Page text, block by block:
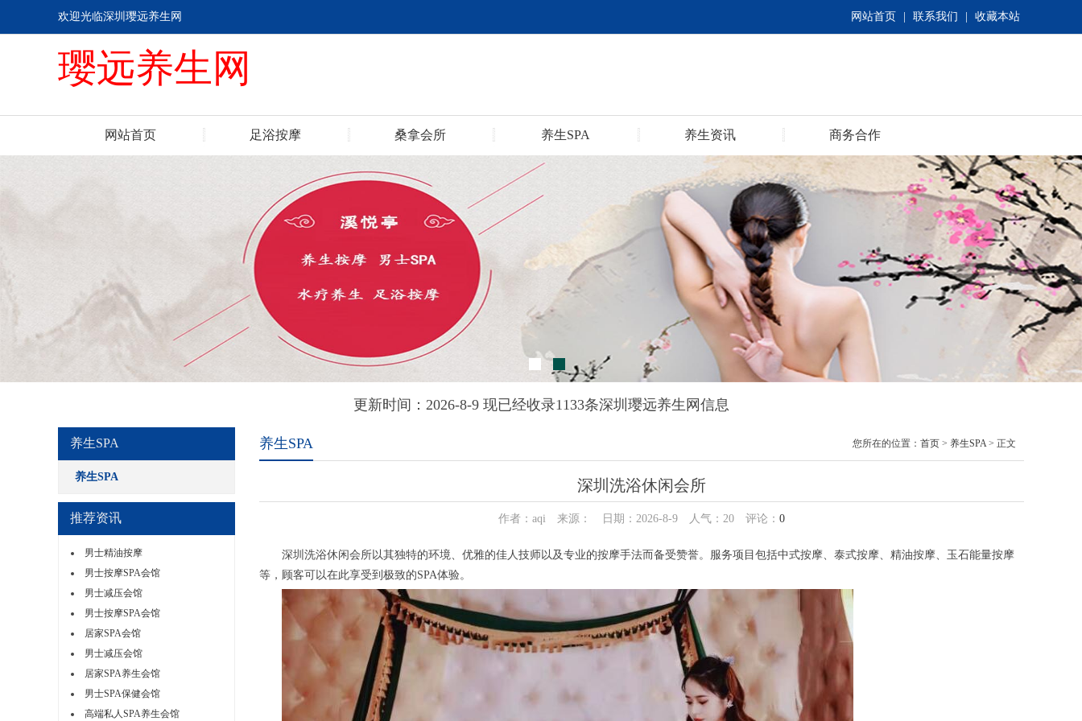
网站首页 联系我们 收藏本站
欢迎光临深圳璎远养生网
璎远养生网
网站首页 足浴按摩 桑拿会所 养生SPA 养生资讯 商务合作
更新时间：2026-8-9 现已经收录1133条深圳璎远养生网信息
养生SPA
养生SPA
推荐资讯
男士精油按摩
男士按摩SPA会馆
男士减压会馆
男士按摩SPA会馆
居家SPA会馆
男士减压会馆
居家SPA养生会馆
男士SPA保健会馆
高端私人SPA养生会馆
养生SPA 您所在的位置： 首页 > 养生SPA> 正文
深圳洗浴休闲会所
作者：aqi 来源： 日期：2026-8-9 人气： 20 评论： 0
深圳洗浴休闲会所以其独特的环境、优雅的佳人技师以及专业的按摩手法而备受赞誉。服务项目包括中式按摩、泰式按摩、精油按摩、玉石能量按摩
等，顾客可以在此享受到极致的SPA体验。